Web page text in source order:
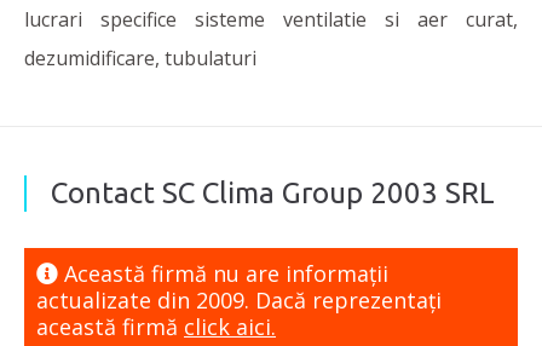
lucrari specifice sisteme ventilatie si aer curat,
dezumidificare, tubulaturi
Contact SC Clima Group 2003 SRL
Această firmă nu are informaţii
actualizate din 2009. Dacă reprezentaţi
această firmă click aici.